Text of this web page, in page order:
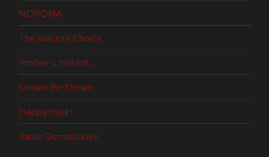
NORONA
The Voice of Choice
Probier’s mal mit …
Stream the Dream
Happy Hour!
Radio Domschänke